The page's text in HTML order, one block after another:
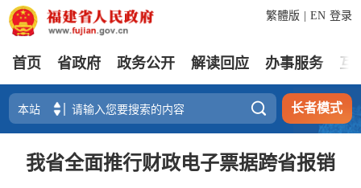
登录
繁體版 EN
首页 省政府 政务公开 解读回应 办事服务 互
 长者模式
我省全面推行财政电子票据跨省报销